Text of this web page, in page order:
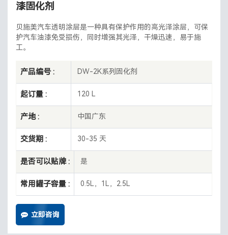
漆固化剂
贝施美汽车透明涂层是一种具有保护作用的高光泽涂层，可保
护汽车油漆免受损伤，同时增强其光泽，干燥迅速，易于施
工。
产品编号 : DW-2K系列固化剂
起订量 : 120 L
产地 : 中国广东
交货期 : 30-35 天
是否可以贴牌 : 是
常用罐子容量 : 0.5L，1L，2.5L
立即咨询